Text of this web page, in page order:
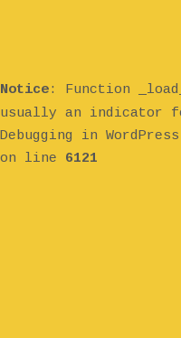
Notice: Function
usually an indicator
Debugging in WordPress
on line 6121